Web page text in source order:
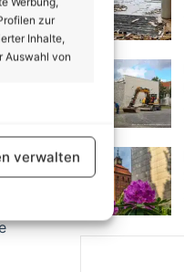
zur
Inhalte,
Auswahl von
verwalten